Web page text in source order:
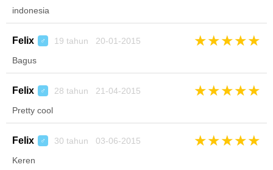
indonesia
Felix ♂ 19 tahun 20-01-2015 ★★★★★
Bagus
Felix ♂ 28 tahun 21-04-2015 ★★★★★
Pretty cool
Felix ♂ 30 tahun 03-06-2015 ★★★★★
Keren